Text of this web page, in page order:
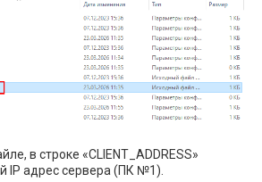
в строке «CLIENT_ADDRESS»
IP адрес сервера (ПК №1).